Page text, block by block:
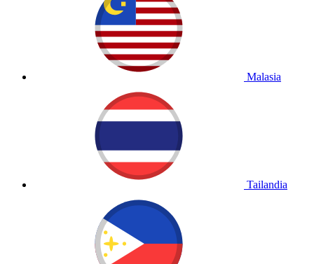
Malasia
Tailandia